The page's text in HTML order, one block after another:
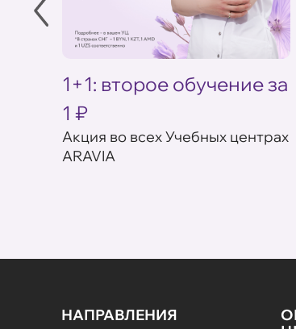
1+1: второе обучение за
1 ₽
Акция во всех Учебных центрах
ARAVIA
НАПРАВЛЕНИЯ